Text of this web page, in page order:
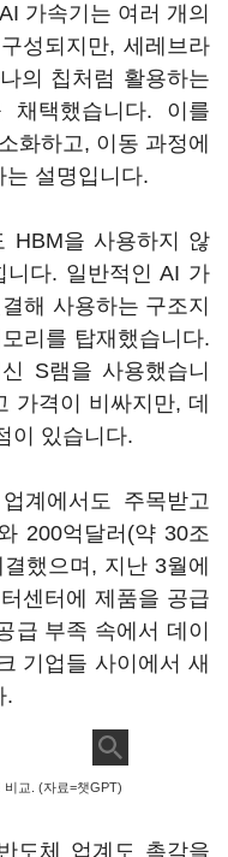
가속기는 여러 개의
성되지만, 세레브라
의 칩처럼 활용하는
채택했습니다. 이를
화하고, 이동 과정에
설명입니다.
HBM을 사용하지 않
다. 일반적인 AI 가
해 사용하는 구조지
리를 탑재했습니다.
S램을 사용했습니
가격이 비싸지만, 데
이 있습니다.
계에서도 주목받고
200억달러(약 30조
했으며, 지난 3월에
센터에 제품을 공급
급 부족 속에서 데이
기업들 사이에서 새
.
비교. (자료=챗GPT)
도체 업계도 촉각을